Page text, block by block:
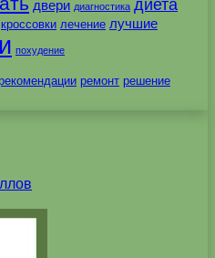
двери диагностика диета
кроссовки лечение лучшие
похудение
ремонт решение